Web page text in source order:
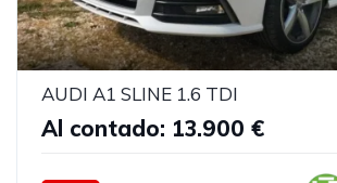
AUDI A1 SLINE 1.6 TDI
Al contado: 13.900 €